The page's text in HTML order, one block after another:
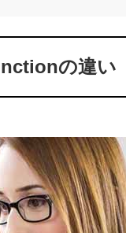
の違い